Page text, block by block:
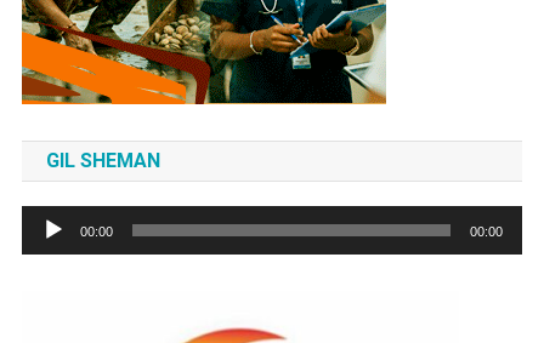
GIL SHEMAN
Tocador
00:00 00:00